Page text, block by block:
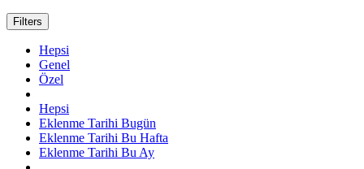
Filters
Hepsi
Genel
Özel
Hepsi
Eklenme Tarihi Bugün
Eklenme Tarihi Bu Hafta
Eklenme Tarihi Bu Ay